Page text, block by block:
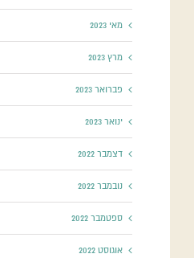
מאי 2023
מרץ 2023
פברואר 2023
ינואר 2023
דצמבר 2022
נובמבר 2022
ספטמבר 2022
אוגוסט 2022